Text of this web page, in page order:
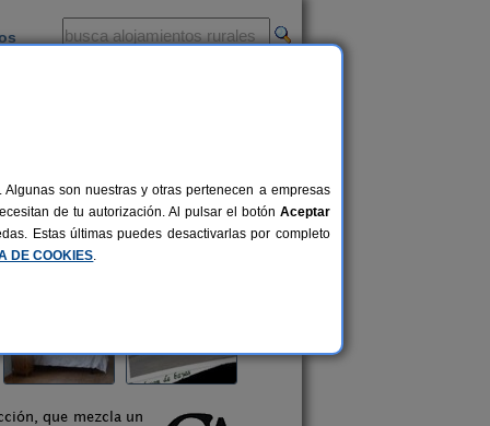
que mezcla un
son nuestras y otras pertenecen a empresas
de tu autorización. Al pulsar el botón Aceptar
Estas últimas puedes desactivarlas por completo
DE COOKIES.